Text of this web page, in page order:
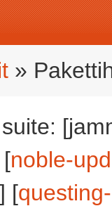
»
noble-
] [